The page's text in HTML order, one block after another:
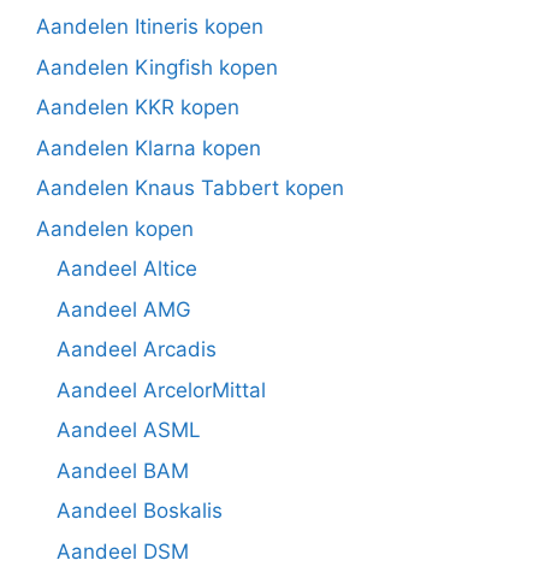
Aandelen Itineris kopen
Aandelen Kingfish kopen
Aandelen KKR kopen
Aandelen Klarna kopen
Aandelen Knaus Tabbert kopen
Aandelen kopen
Aandeel Altice
Aandeel AMG
Aandeel Arcadis
Aandeel ArcelorMittal
Aandeel ASML
Aandeel BAM
Aandeel Boskalis
Aandeel DSM